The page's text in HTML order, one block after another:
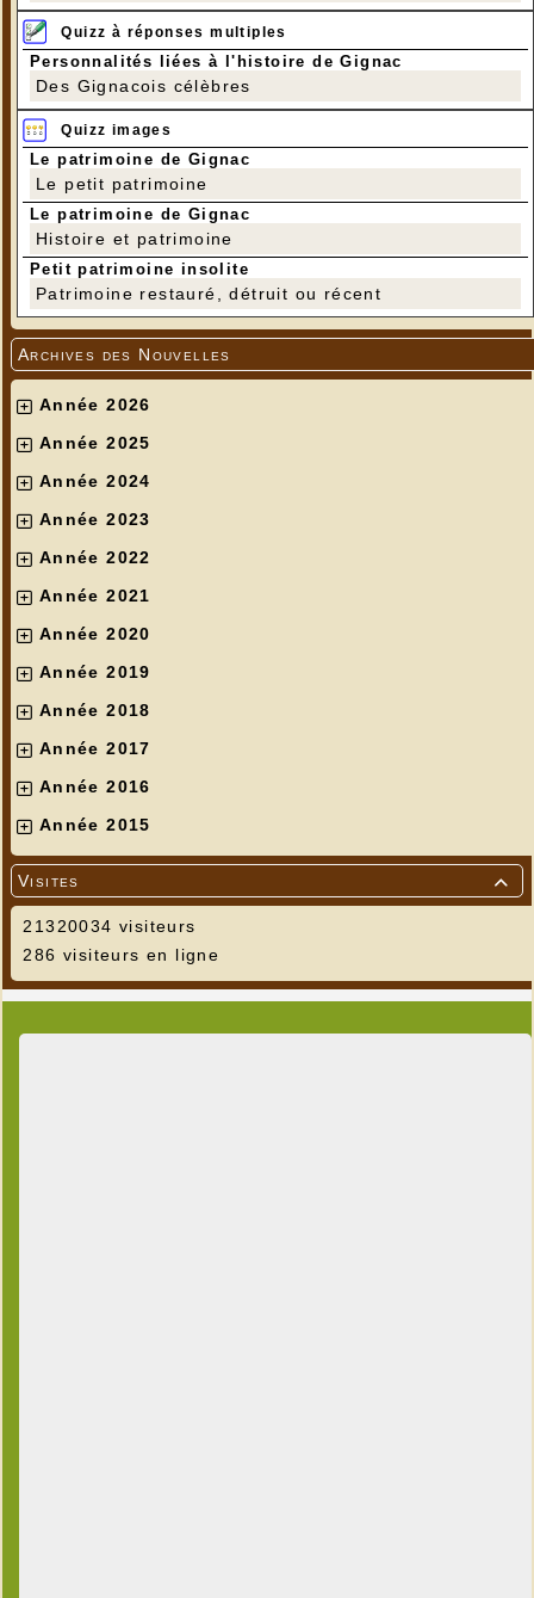
Quizz à réponses multiples
Personnalités liées à l'histoire de Gignac
Des Gignacois célèbres
Quizz images
Le patrimoine de Gignac
Le petit patrimoine
Le patrimoine de Gignac
Histoire et patrimoine
Petit patrimoine insolite
Patrimoine restauré, détruit ou récent
Archives des Nouvelles
Année 2026
Année 2025
Année 2024
Année 2023
Année 2022
Année 2021
Année 2020
Année 2019
Année 2018
Année 2017
Année 2016
Année 2015

Visites
21320034 visiteurs
286 visiteurs en ligne